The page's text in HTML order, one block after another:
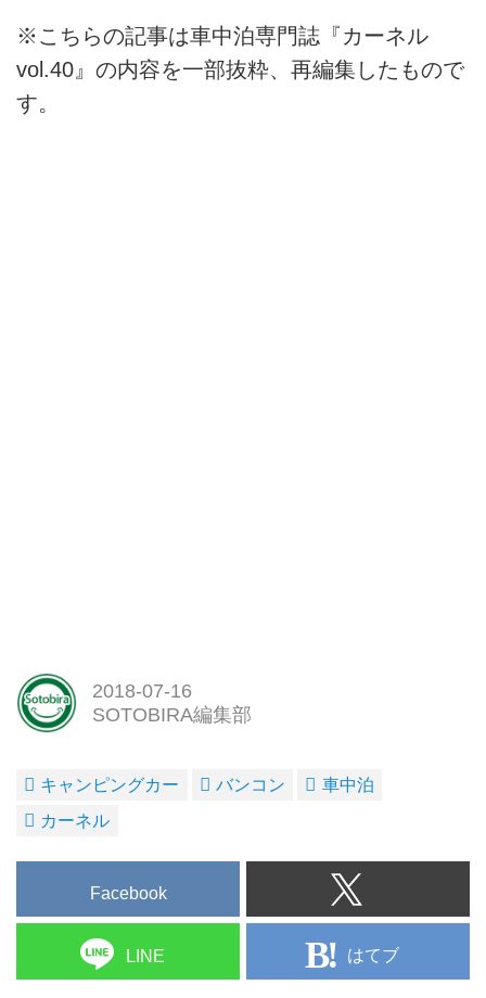
※こちらの記事は車中泊専門誌『カーネル
vol.40』の内容を一部抜粋、再編集したもので
す。
2018-07-16
SOTOBIRA編集部
キャンピングカー バンコン
車中泊
カーネル
Facebook
LINE はてブ